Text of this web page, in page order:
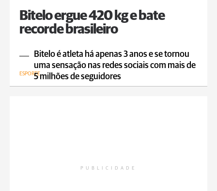
Bitelo ergue 420 kg e bate
recorde brasileiro
Bitelo é atleta há apenas 3 anos e se tornou
uma sensação nas redes sociais com mais de
5 milhões de seguidores
ESPORTE
PUBLICIDADE